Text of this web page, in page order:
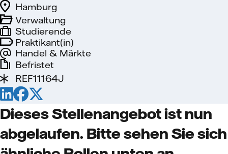
Praktikant(in)
Handel & Märkte
Verwaltung
Hamburg
Studierende
Befristet
REF11164J
Dieses Stellenangebot ist nun
abgelaufen. Bitte sehen Sie sich